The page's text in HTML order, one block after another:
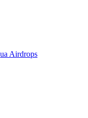
Airdrops